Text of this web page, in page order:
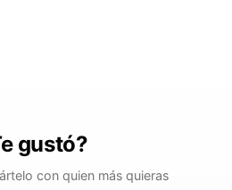
gustó?
con quien más quieras